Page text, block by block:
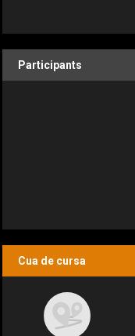
Participants
Cua de cursa